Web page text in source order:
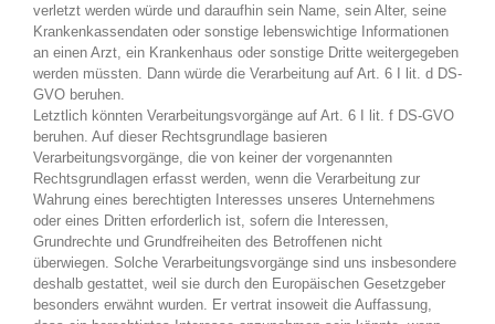
verletzt werden würde und daraufhin sein Name, sein Alter, seine
Krankenkassendaten oder sonstige lebenswichtige Informationen
an einen Arzt, ein Krankenhaus oder sonstige Dritte weitergegeben
werden müssten. Dann würde die Verarbeitung auf Art. 6 I lit. d DS-
GVO beruhen.
Letztlich könnten Verarbeitungsvorgänge auf Art. 6 I lit. f DS-GVO
beruhen. Auf dieser Rechtsgrundlage basieren
Verarbeitungsvorgänge, die von keiner der vorgenannten
Rechtsgrundlagen erfasst werden, wenn die Verarbeitung zur
Wahrung eines berechtigten Interesses unseres Unternehmens
oder eines Dritten erforderlich ist, sofern die Interessen,
Grundrechte und Grundfreiheiten des Betroffenen nicht
überwiegen. Solche Verarbeitungsvorgänge sind uns insbesondere
deshalb gestattet, weil sie durch den Europäischen Gesetzgeber
besonders erwähnt wurden. Er vertrat insoweit die Auffassung,